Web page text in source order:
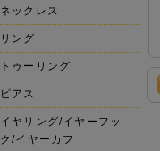
ネックレス
リング
トゥーリング
ピアス
イヤリング/イヤーフッ
ク/イヤーカフ